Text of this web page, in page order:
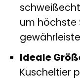
um höchste
Ideale
Kuscheltier